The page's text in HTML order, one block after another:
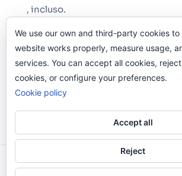
, incluso.
Y si una persona no puede tener
le quiten el teléfono.
Odi O'Malley © 2016-2025. Todos
We use our own and third-party cookies to
website works properly, measure usage,
services. You can accept all cookies,
cookies, or configure your preferences.
Cookie policy
Accept all
Reject